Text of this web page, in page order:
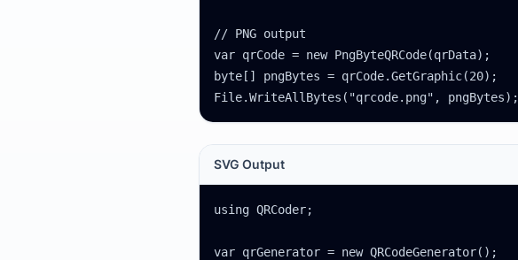
// PNG output
var qrCode = new PngByteQRCode(qrData);
byte[] pngBytes = qrCode.GetGraphic(20);
File.WriteAllBytes("qrcode.png", pngBytes);
SVG Output
using QRCoder;
var qrGenerator = new QRCodeGenerator();